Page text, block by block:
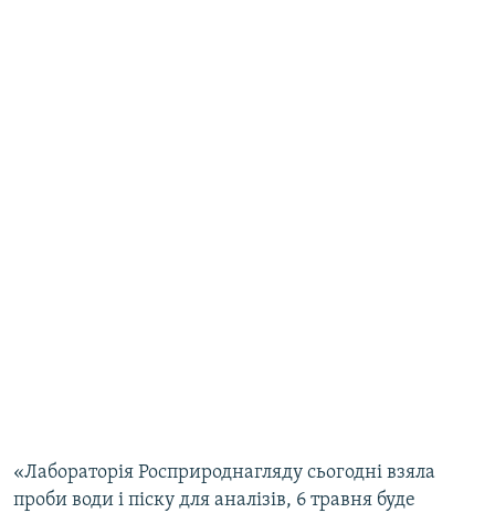
«Лабораторія Росприроднагляду сьогодні взяла
проби води і піску для аналізів, 6 травня буде